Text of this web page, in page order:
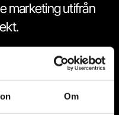
Om
marketing utifrån